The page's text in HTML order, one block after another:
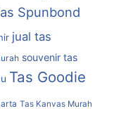
Spunbond
jual tas
souvenir tas
Tas Goodie
Tas Kanvas Murah